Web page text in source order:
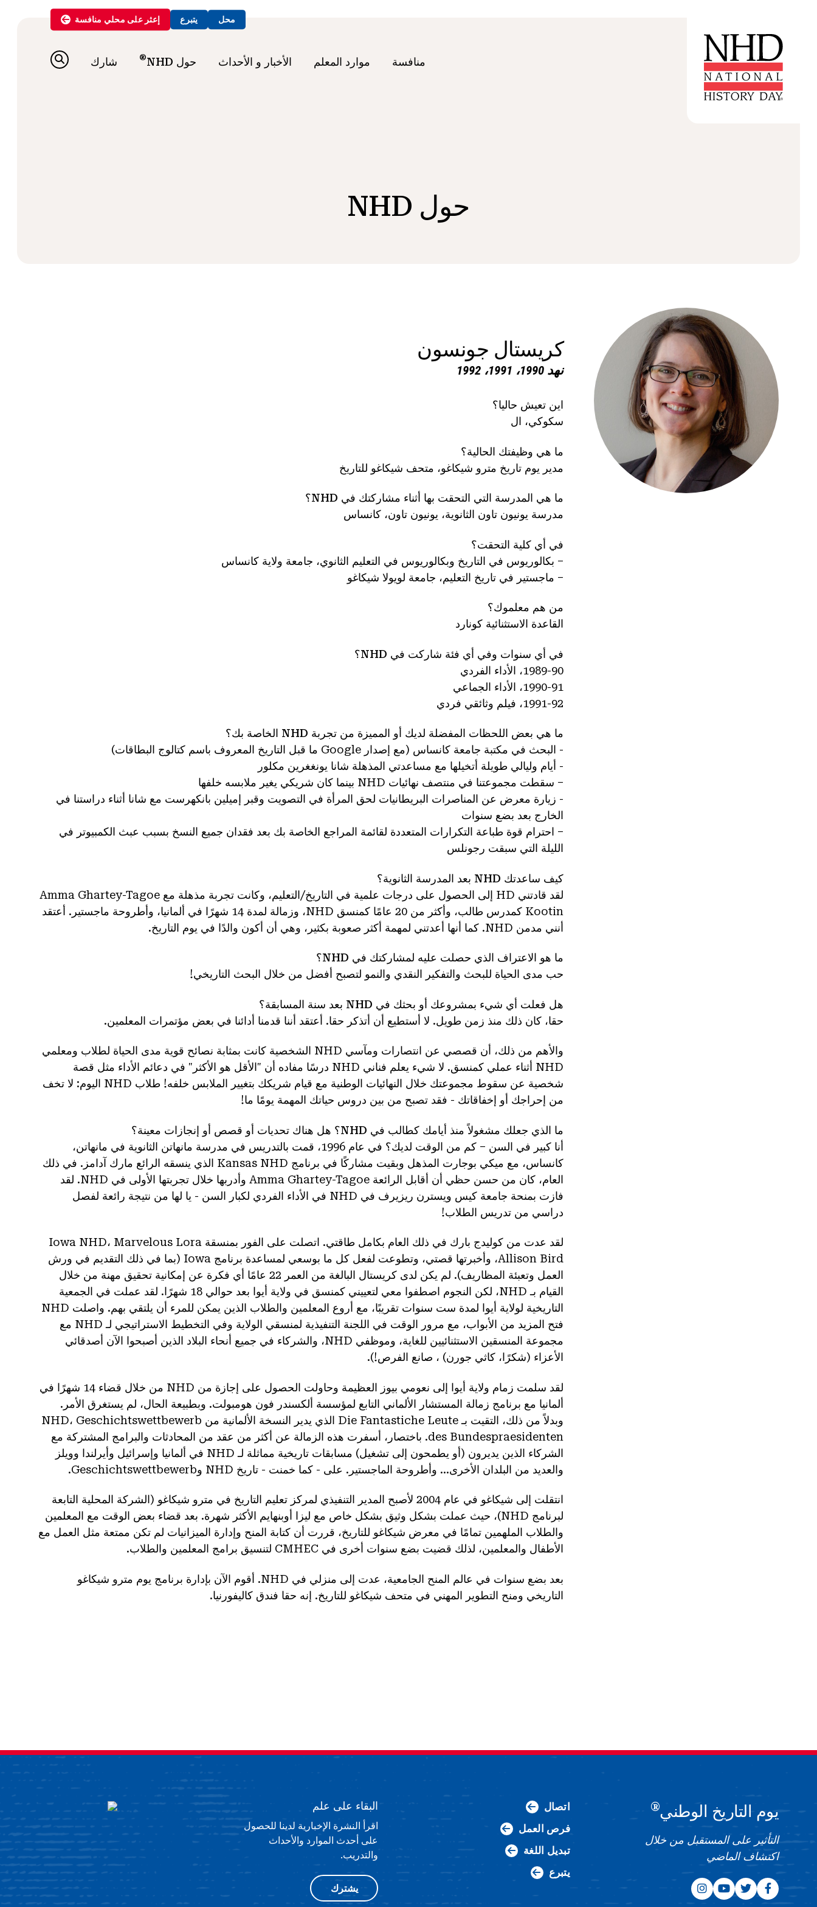
محل يتبرع إعثر على محلي منافسة
منافسة موارد المعلم الأخبار و الأحداث حول NHD ® شارك
حول NHD
كريستال جونسون
نهد 1990، 1991، 1992
اين تعيش حاليا؟
سكوكي، ال
ما هي وظيفتك الحالية؟
مدير يوم تاريخ مترو شيكاغو، متحف شيكاغو للتاريخ
ما هي المدرسة التي التحقت بها أثناء مشاركتك في NHD؟
مدرسة يونيون تاون الثانوية، يونيون تاون، كانساس
في أي كلية التحقت؟
– بكالوريوس في التاريخ وبكالوريوس في التعليم الثانوي، جامعة ولاية كانساس
– ماجستير في تاريخ التعليم، جامعة لويولا شيكاغو
من هم معلموك؟
القاعدة الاستثنائية كونارد
في أي سنوات وفي أي فئة شاركت في NHD؟
1989-90، الأداء الفردي
1990-91، الأداء الجماعي
1991-92، فيلم وثائقي فردي
ما هي بعض اللحظات المفضلة لديك أو المميزة من تجربة NHD الخاصة بك؟
- البحث في مكتبة جامعة كانساس (مع إصدار Google ما قبل التاريخ المعروف باسم كتالوج البطاقات)
- أيام وليالي طويلة أتخيلها مع مساعدتي المذهلة شانا يونغغرين مكلور
– سقطت مجموعتنا في منتصف نهائيات NHD بينما كان شريكي يغير ملابسه خلفها
- زيارة معرض عن المناصرات البريطانيات لحق المرأة في التصويت وقبر إميلين بانكهرست مع شانا أثناء دراستنا في
الخارج بعد بضع سنوات
– احترام قوة طباعة التكرارات المتعددة لقائمة المراجع الخاصة بك بعد فقدان جميع النسخ بسبب عبث الكمبيوتر في
الليلة التي سبقت رجونلس
كيف ساعدتك NHD بعد المدرسة الثانوية؟
لقد قادتني HD إلى الحصول على درجات علمية في التاريخ/التعليم، وكانت تجربة مذهلة مع Amma Ghartey-Tagoe
Kootin كمدرس طالب، وأكثر من 20 عامًا كمنسق NHD، وزمالة لمدة 14 شهرًا في ألمانيا، وأطروحة ماجستير. أعتقد
أنني مدمن NHD. كما أنها أعدتني لمهمة أكثر صعوبة بكثير، وهي أن أكون والدًا في يوم التاريخ.
ما هو الاعتراف الذي حصلت عليه لمشاركتك في NHD؟
حب مدى الحياة للبحث والتفكير النقدي والنمو لتصبح أفضل من خلال البحث التاريخي!
هل فعلت أي شيء بمشروعك أو بحثك في NHD بعد سنة المسابقة؟
حقا، كان ذلك منذ زمن طويل. لا أستطيع أن أتذكر حقا. أعتقد أننا قدمنا أدائنا في بعض مؤتمرات المعلمين.
والأهم من ذلك، أن قصصي عن انتصارات ومآسي NHD الشخصية كانت بمثابة نصائح قوية مدى الحياة لطلاب ومعلمي
NHD أثناء عملي كمنسق. لا شيء يعلم فناني NHD درسًا مفاده أن "الأقل هو الأكثر" في دعائم الأداء مثل قصة
شخصية عن سقوط مجموعتك خلال النهائيات الوطنية مع قيام شريكك بتغيير الملابس خلفه! طلاب NHD اليوم: لا تخف
من إحراجك أو إخفاقاتك - فقد تصبح من بين دروس حياتك المهمة يومًا ما!
ما الذي جعلك مشغولاً منذ أيامك كطالب في NHD؟ هل هناك تحديات أو قصص أو إنجازات معينة؟
أنا كبير في السن – كم من الوقت لديك؟ في عام 1996، قمت بالتدريس في مدرسة مانهاتن الثانوية في مانهاتن،
كانساس، مع ميكي بوجارت المذهل وبقيت مشاركًا في برنامج Kansas NHD الذي ينسقه الرائع مارك آدامز. في ذلك
العام، كان من حسن حظي أن أقابل الرائعة Amma Ghartey-Tagoe وأدربها خلال تجربتها الأولى في NHD. لقد
فازت بمنحة جامعة كيس ويسترن ريزيرف في NHD في الأداء الفردي لكبار السن - يا لها من نتيجة رائعة لفصل
دراسي من تدريس الطلاب!
لقد عدت من كوليدج بارك في ذلك العام بكامل طاقتي. اتصلت على الفور بمنسقة Iowa NHD، Marvelous Lora
Allison Bird، وأخبرتها قصتي، وتطوعت لفعل كل ما بوسعي لمساعدة برنامج Iowa (بما في ذلك التقديم في ورش
العمل وتعبئة المظاريف). لم يكن لدى كريستال البالغة من العمر 22 عامًا أي فكرة عن إمكانية تحقيق مهنة من خلال
القيام بـ NHD، لكن النجوم اصطفوا معي لتعييني كمنسق في ولاية أيوا بعد حوالي 18 شهرًا. لقد عملت في الجمعية
التاريخية لولاية أيوا لمدة ست سنوات تقريبًا، مع أروع المعلمين والطلاب الذين يمكن للمرء أن يلتقي بهم. واصلت NHD
فتح المزيد من الأبواب، مع مرور الوقت في اللجنة التنفيذية لمنسقي الولاية وفي التخطيط الاستراتيجي لـ NHD مع
مجموعة المنسقين الاستثنائيين للغاية، وموظفي NHD، والشركاء في جميع أنحاء البلاد الذين أصبحوا الآن أصدقائي
الأعزاء (شكرًا، كاثي جورن) ، صانع الفرص!).
لقد سلمت زمام ولاية أيوا إلى نعومي بيوز العظيمة وحاولت الحصول على إجازة من NHD من خلال قضاء 14 شهرًا في
ألمانيا مع برنامج زمالة المستشار الألماني التابع لمؤسسة ألكسندر فون هومبولت. وبطبيعة الحال، لم يستغرق الأمر.
وبدلاً من ذلك، التقيت بـ Die Fantastiche Leute الذي يدير النسخة الألمانية من NHD، Geschichtswettbewerb
des Bundespraesidenten. باختصار، أسفرت هذه الزمالة عن أكثر من عقد من المحادثات والبرامج المشتركة مع
الشركاء الذين يديرون (أو يطمحون إلى تشغيل) مسابقات تاريخية مماثلة لـ NHD في ألمانيا وإسرائيل وأيرلندا وويلز
والعديد من البلدان الأخرى... وأطروحة الماجستير. على - كما خمنت - تاريخ NHD وGeschichtswettbewerb.
انتقلت إلى شيكاغو في عام 2004 لأصبح المدير التنفيذي لمركز تعليم التاريخ في مترو شيكاغو (الشركة المحلية التابعة
لبرنامج NHD)، حيث عملت بشكل وثيق بشكل خاص مع ليزا أوبنهايم الأكثر شهرة. بعد قضاء بعض الوقت مع المعلمين
والطلاب الملهمين تمامًا في معرض شيكاغو للتاريخ، قررت أن كتابة المنح وإدارة الميزانيات لم تكن ممتعة مثل العمل مع
الأطفال والمعلمين، لذلك قضيت بضع سنوات أخرى في CMHEC لتنسيق برامج المعلمين والطلاب.
بعد بضع سنوات في عالم المنح الجامعية، عدت إلى منزلي في NHD. أقوم الآن بإدارة برنامج يوم مترو شيكاغو
التاريخي ومنح التطوير المهني في متحف شيكاغو للتاريخ. إنه حقا فندق كاليفورنيا.
يوم التاريخ الوطني®
التأثير على المستقبل من خلال
اكتشاف الماضي
اتصال
فرص العمل
تبديل اللغة
يتبرع
البقاء على علم
اقرأ النشرة الإخبارية لدينا للحصول
على أحدث الموارد والأحداث
والتدريب.
يشترك